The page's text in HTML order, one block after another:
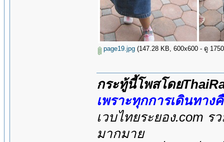
page19.jpg (147.28 KB, 600x600 - ดู
กระทู้นี้โพสโดย
เพราะทุกการเดินทาง
เวบไทยระยอง.com
มากมาย